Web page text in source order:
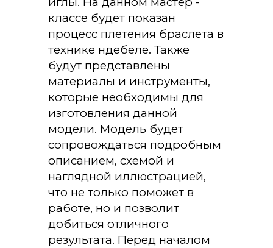
классе будет показан
процесс плетения браслета в
технике ндебеле. Также
будут представлены
материалы и инструменты,
которые необходимы для
изготовления данной
модели. Модель будет
сопровождаться подробным
описанием, схемой и
наглядной иллюстрацией,
что не только поможет в
работе, но и позволит
добиться отличного
результата. Перед началом